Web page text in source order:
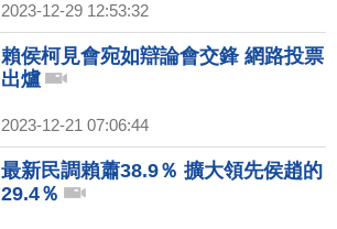
2023-12-29 12:53:32
賴侯柯見會宛如辯論會交鋒 網路投票
出爐
2023-12-21 07:06:44
最新民調賴蕭38.9％ 擴大領先侯趙的
29.4％